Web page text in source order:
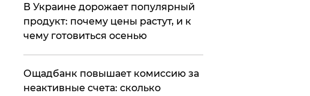
В Украине дорожает популярный
продукт: почему цены растут, и к
чему готовиться осенью
​Ощадбанк повышает комиссию за
неактивные счета: сколько